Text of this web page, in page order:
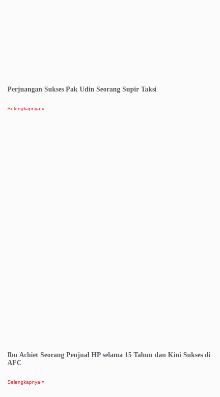
Perjuangan Sukses Pak Udin Seorang Supir Taksi
Selengkapnya »
Ibu Achiet Seorang Penjual HP selama 15 Tahun dan Kini Sukses di
AFC
Selengkapnya »